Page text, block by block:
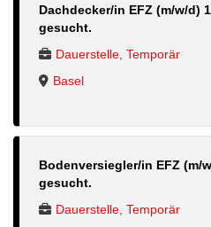
Dachdecker/in EFZ (m/w/d)
gesucht.
Dauerstelle, Temporär
Basel
Bodenversiegler/in EFZ (m/
gesucht.
Dauerstelle, Temporär